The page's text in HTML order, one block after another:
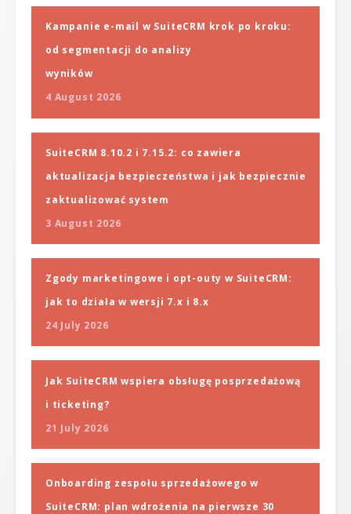
Kampanie e-mail w SuiteCRM krok po kroku:
od segmentacji do analizy
wyników
4 August 2026
SuiteCRM 8.10.2 i 7.15.2: co zawiera
aktualizacja bezpieczeństwa i jak bezpiecznie
zaktualizować system
3 August 2026
Zgody marketingowe i opt-outy w SuiteCRM:
jak to działa w wersji 7.x i 8.x
24 July 2026
Jak SuiteCRM wspiera obsługę posprzedażową
i ticketing?
21 July 2026
Onboarding zespołu sprzedażowego w
SuiteCRM: plan wdrożenia na pierwsze 30